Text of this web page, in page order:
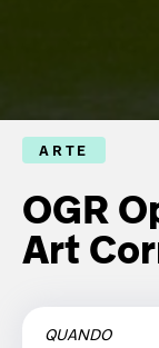
ARTE
OGR
Art
QUANDO